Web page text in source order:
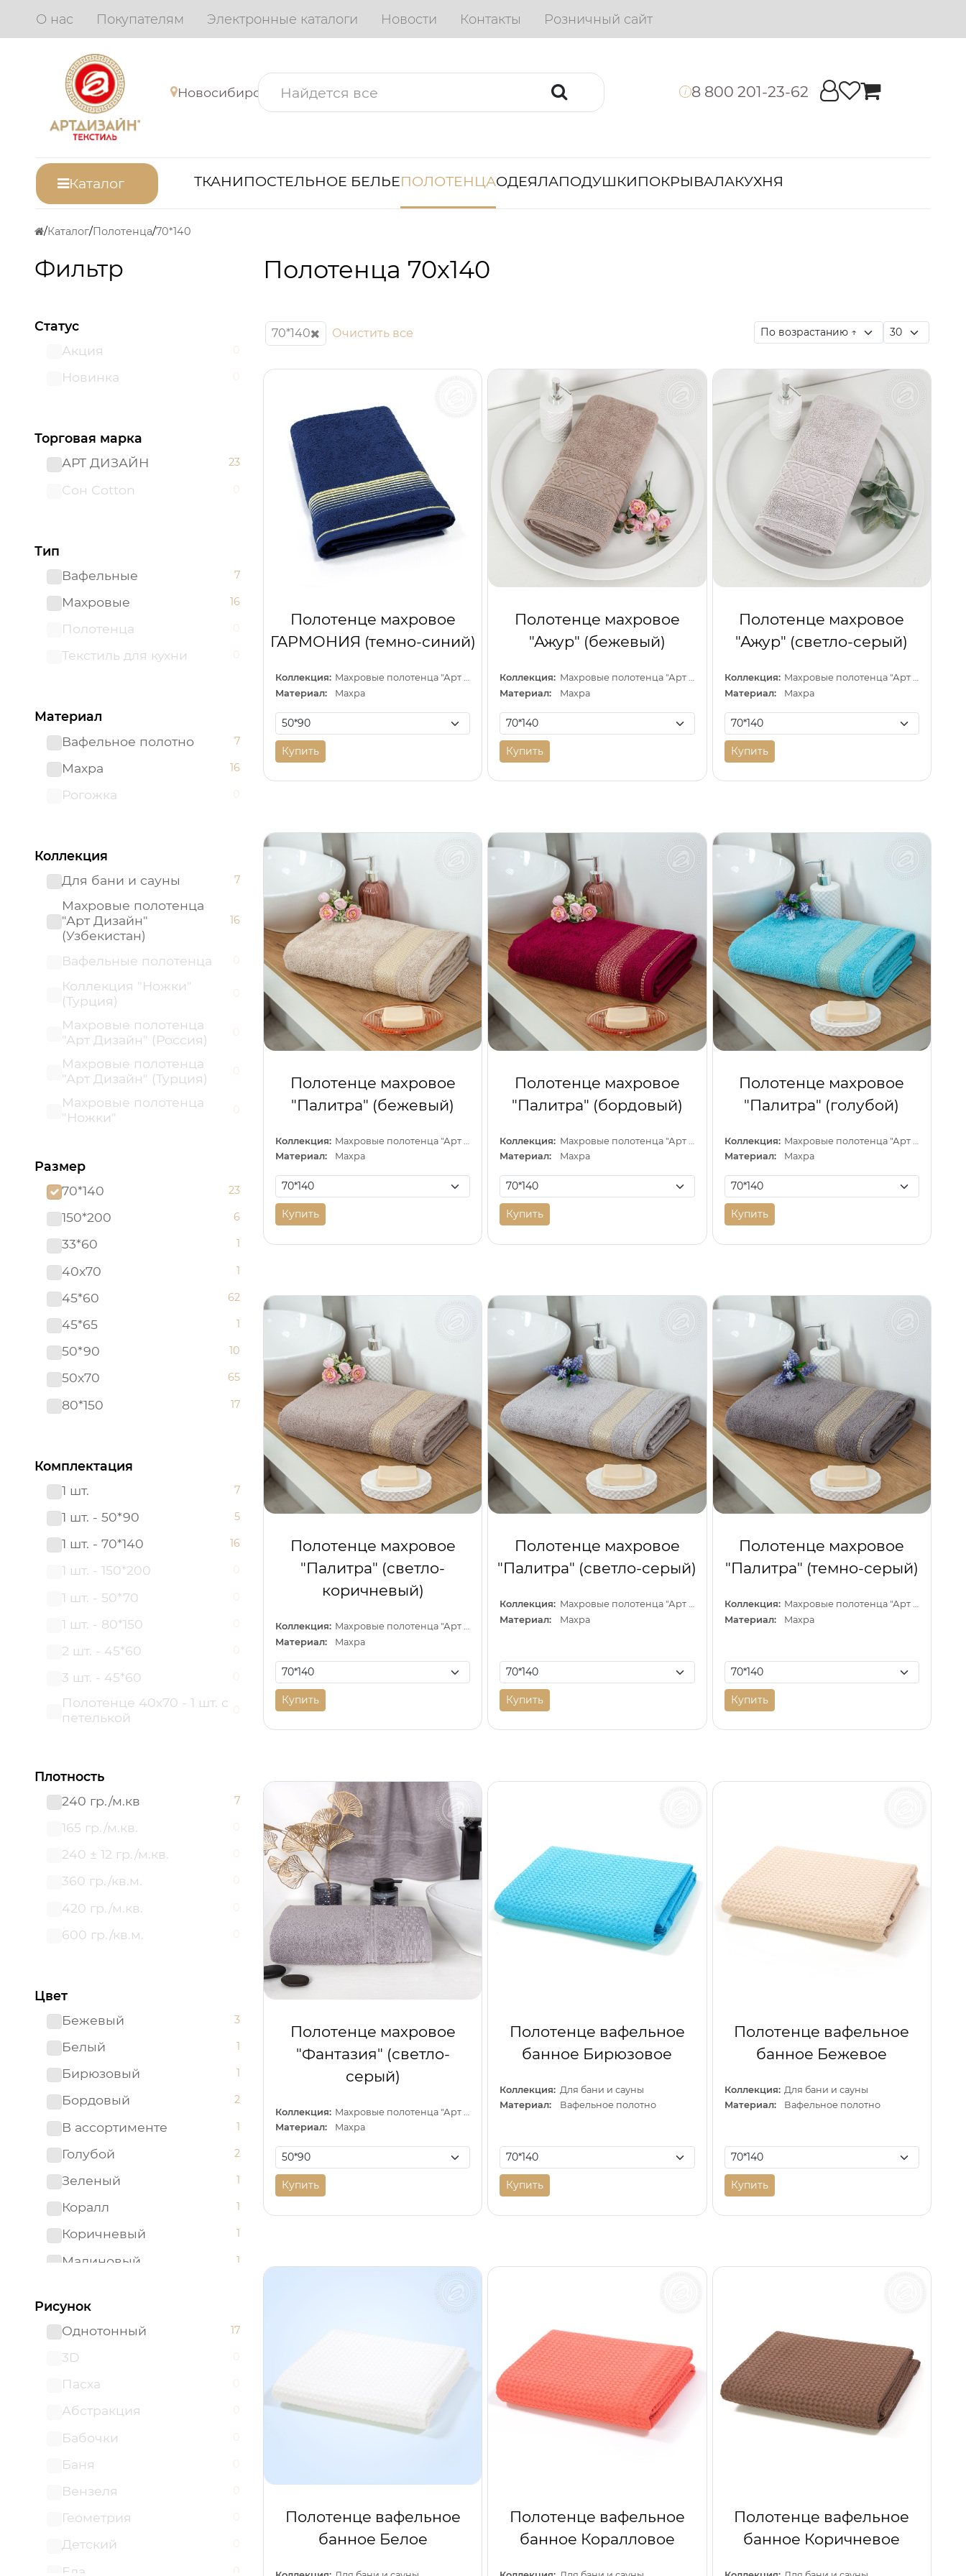
О нас Покупателям Электронные каталоги Новости Контакты Розничный сайт
Новосибирск i 8 800 201-23-62
Каталог ТКАНИПОСТЕЛЬНОЕ БЕЛЬЕПОЛОТЕНЦАОДЕЯЛАПОДУШКИПОКРЫВАЛАКУХНЯ
Каталог Полотенца 70*140
Фильтр
Статус
Акция
0
Новинка 0
Торговая марка
АРТ ДИЗАЙН
23
Сон Cotton 0
Тип
Вафельные
7
Махровые 16
Полотенца 0
Текстиль для кухни 0
Материал
Вафельное полотно
7
Махра 16
Рогожка 0
Коллекция
Для бани и сауны
7
Махровые полотенца
"Арт Дизайн"
(Узбекистан)
16
Вафельные полотенца 0
Коллекция "Ножки"
(Турция)
0
Махровые полотенца
"Арт Дизайн" (Россия)
0
Махровые полотенца
"Арт Дизайн" (Турция)
0
Махровые полотенца
"Ножки"
0
Полотенца из рогожки
Размер
70*140
23
150*200 6
33*60 1
40x70 1
45*60 62
45*65 1
50*90 10
50х70 65
80*150 17
Комплектация
1 шт.
7
1 шт. - 50*90 5
1 шт. - 70*140 16
1 шт. - 150*200 0
1 шт. - 50*70 0
1 шт. - 80*150 0
2 шт. - 45*60 0
3 шт. - 45*60 0
Полотенце 40х70 - 1 шт. с
петелькой
0
40х70 - 3 шт. с петелькой
Плотность
240 гр./м.кв
7
165 гр./м.кв. 0
240 ± 12 гр./м.кв. 0
360 гр./кв.м. 0
420 гр./м.кв. 0
600 гр./кв.м. 0
Цвет
Бежевый
3
Белый 1
Бирюзовый 1
Бордовый 2
В ассортименте 1
Голубой 2
Зеленый 1
Коралл 1
Коричневый 1
Малиновый 1
Розовый
Светло-коричневый
Серебро
Темно-синий
Графит
Рисунок
Однотонный
17
3D 0
Пасха 0
Абстракция 0
Бабочки 0
Баня 0
Вензеля 0
Геометрия 0
Детский 0
Еда 0
Полотенца 70x140
70*140 Очистить все
Полотенце махровое
ГАРМОНИЯ (темно-синий)
Коллекция:
Махровые полотенца "Арт Дизайн" (Узбекистан)
Материал:
Махра
Купить
Полотенце махровое
"Ажур" (бежевый)
Коллекция:
Махровые полотенца "Арт Дизайн" (Узбекистан)
Материал:
Махра
Купить
Полотенце махровое
"Ажур" (светло-серый)
Коллекция:
Махровые полотенца "Арт Дизайн" (Узбекистан)
Материал:
Махра
Купить
Полотенце махровое
"Палитра" (бежевый)
Коллекция:
Материал:
Махра
Купить
Полотенце махровое
"Палитра" (бордовый)
Коллекция:
Материал:
Махра
Купить
Полотенце махровое
"Палитра" (голубой)
Коллекция:
Материал:
Махра
Купить
Полотенце махровое
"Палитра" (светло-
коричневый)
Коллекция:
Махровые полотенца "Арт Дизайн" (Узбекистан)
Материал:
Махра
Купить
Полотенце махровое
"Палитра" (светло-серый)
Коллекция:
Махровые полотенца "Арт Дизайн" (Узбекистан)
Материал:
Махра
Купить
Полотенце махровое
"Палитра" (темно-серый)
Коллекция:
Махровые полотенца "Арт Дизайн" (Узбекистан)
Материал:
Махра
Купить
Полотенце махровое
"Фантазия" (светло-
серый)
Коллекция:
Материал:
Махра
Купить
Полотенце вафельное
банное Бирюзовое
Коллекция: Для бани и сауны
Материал:
Вафельное полотно
Купить
Полотенце вафельное
банное Бежевое
Коллекция: Для бани и сауны
Материал:
Вафельное полотно
Купить
Полотенце вафельное
банное Белое
Полотенце вафельное
банное Коралловое
Полотенце вафельное
банное Коричневое